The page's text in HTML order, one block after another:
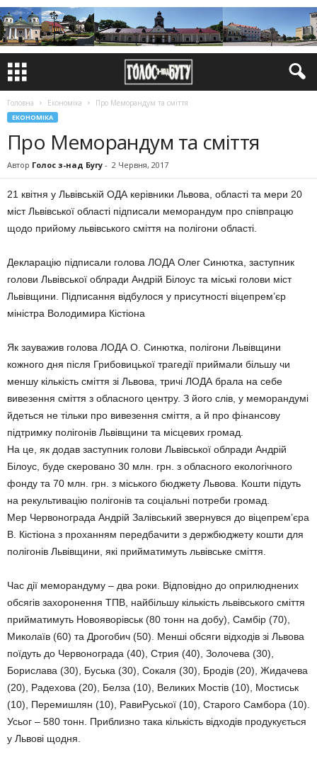
Головна Економіка Про Меморандум та сміття
ЕКОНОМІКА
Про Меморандум та сміття
Автор Голос з-над Бугу - 2 Червня, 2017
21 квітня у Львівській ОДА керівники Львова, області та мери 20
міст Львівської області підписали меморандум про співпрацю
щодо прийому львівського сміття на полігони області.
Декларацію підписали голова ЛОДА Олег Синютка, заступник
голови Львівської облради Андрій Білоус та міські голови міст
Львівщини. Підписання відбулося у присутності віцепрем’єр
міністра Володимира Кістіона
Як зауважив голова ЛОДА О. Синютка, полігони Львівщини
кожного дня після Грибовицької трагедії приймали більшу чи
меншу кількість сміття зі Львова, тричі ЛОДА брала на себе
вивезення сміття з обласного центру. З його слів, у меморандумі
йдеться не тільки про вивезення сміття, а й про фінансову
підтримку полігонів Львівщини та місцевих громад.
На це, як додав заступник голови Львівської облради Андрій
Білоус, буде скеровано 30 млн. грн. з обласного екологічного
фонду та 70 млн. грн. з міського бюджету Львова. Кошти підуть
на рекультивацію полігонів та соціальні потреби громад.
Мер Червонограда Андрій Залівський звернувся до віцепрем’єра
В. Кістіона з проханням передбачити з держбюджету кошти для
полігонів Львівщини, які прийматимуть львівське сміття.
Час дії меморандуму – два роки. Відповідно до оприлюднених
обсягів захоронення ТПВ, найбільшу кількість львівського сміття
прийматимуть Новояворівськ (80 тонн на добу), Самбір (70),
Миколаїв (60) та Дрогобич (50). Менші обсяги відходів зі Львова
поїдуть до Червонограда (40), Стрия (40), Золочева (30),
Борислава (30), Буська (30), Сокаля (30), Бродів (20), Жидачева
(20), Радехова (20), Белза (10), Великих Мостів (10), Мостиськ
(10), Перемишлян (10), РавиРуської (10), Старого Самбора (10).
Усьог – 580 тонн. Приблизно така кількість відходів продукується
у Львові щодня.